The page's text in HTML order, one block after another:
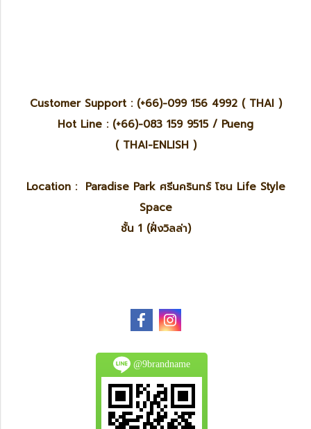
Customer Support : (+66)-099 156 4992 ( THAI )
Hot Line : (+66)-083 159 9515 / Pueng
( THAI-ENLISH )
Location : Paradise Park ศรีนครินทร์ โซน Life Style
Space
ชั้น 1 (ฝั่งวิลล่า)
@9brandname